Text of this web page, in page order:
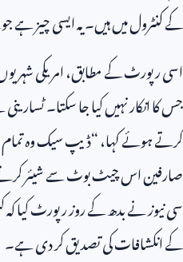
کے کنٹرول میں ہیں۔ یہ ایسی چیز ہے
اسی رپورٹ کے مطابق، امریکی شہریوں
جس کا انکار نہیں کیا جا سکتا۔
کرتے ہوئے کہا، “ڈیپ سیک وہ تمام
صارفین اس چیٹ بوٹ سے شیئر
سی نیوز نے بدھ کے روز رپورٹ کیا کہ
کے انکشافات کی تصدیق کر دی ہے۔